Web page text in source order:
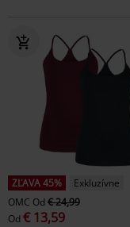
ZĽAVA 45%
Exkluzívne
OMC Od € 24,99
Od € 13,59